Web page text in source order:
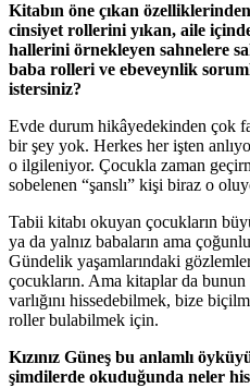
Kitabın öne çıkan
cinsiyet rollerini yıkan, aile
hallerini örnekleyen sahnelere
baba rolleri ve ebeveynlik
istersiniz?
Evde durum hikâyedekinden çok
bir şey yok. Herkes her işten
o ilgileniyor. Çocukla zaman
sobelenen “şanslı” kişi biraz o
Tabii kitabı okuyan çocukların
ya da yalnız babaların ama
Gündelik yaşamlarındaki
çocukların. Ama kitaplar da bunun
varlığını hissedebilmek, bize
roller bulabilmek için.
Kızınız Güneş bu anlamlı
şimdilerde okuduğunda neler